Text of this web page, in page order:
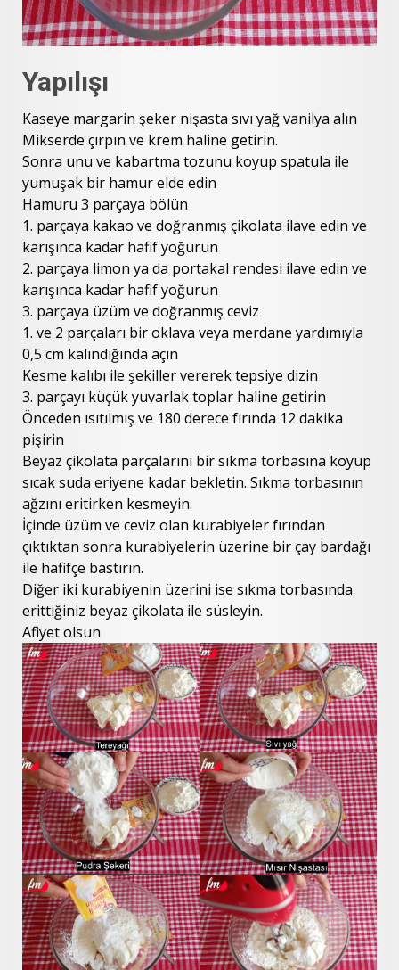
Yapılışı
Kaseye margarin şeker nişasta sıvı yağ vanilya alın
Mikserde çırpın ve krem haline getirin.
Sonra unu ve kabartma tozunu koyup spatula ile
yumuşak bir hamur elde edin
Hamuru 3 parçaya bölün
1. parçaya kakao ve doğranmış çikolata ilave edin ve
karışınca kadar hafif yoğurun
2. parçaya limon ya da portakal rendesi ilave edin ve
karışınca kadar hafif yoğurun
3. parçaya üzüm ve doğranmış ceviz
1. ve 2 parçaları bir oklava veya merdane yardımıyla
0,5 cm kalındığında açın
Kesme kalıbı ile şekiller vererek tepsiye dizin
3. parçayı küçük yuvarlak toplar haline getirin
Önceden ısıtılmış ve 180 derece fırında 12 dakika
pişirin
Beyaz çikolata parçalarını bir sıkma torbasına koyup
sıcak suda eriyene kadar bekletin. Sıkma torbasının
ağzını eritirken kesmeyin.
İçinde üzüm ve ceviz olan kurabiyeler fırından
çıktıktan sonra kurabiyelerin üzerine bir çay bardağı
ile hafifçe bastırın.
Diğer iki kurabiyenin üzerini ise sıkma torbasında
erittiğiniz beyaz çikolata ile süsleyin.
Afiyet olsun